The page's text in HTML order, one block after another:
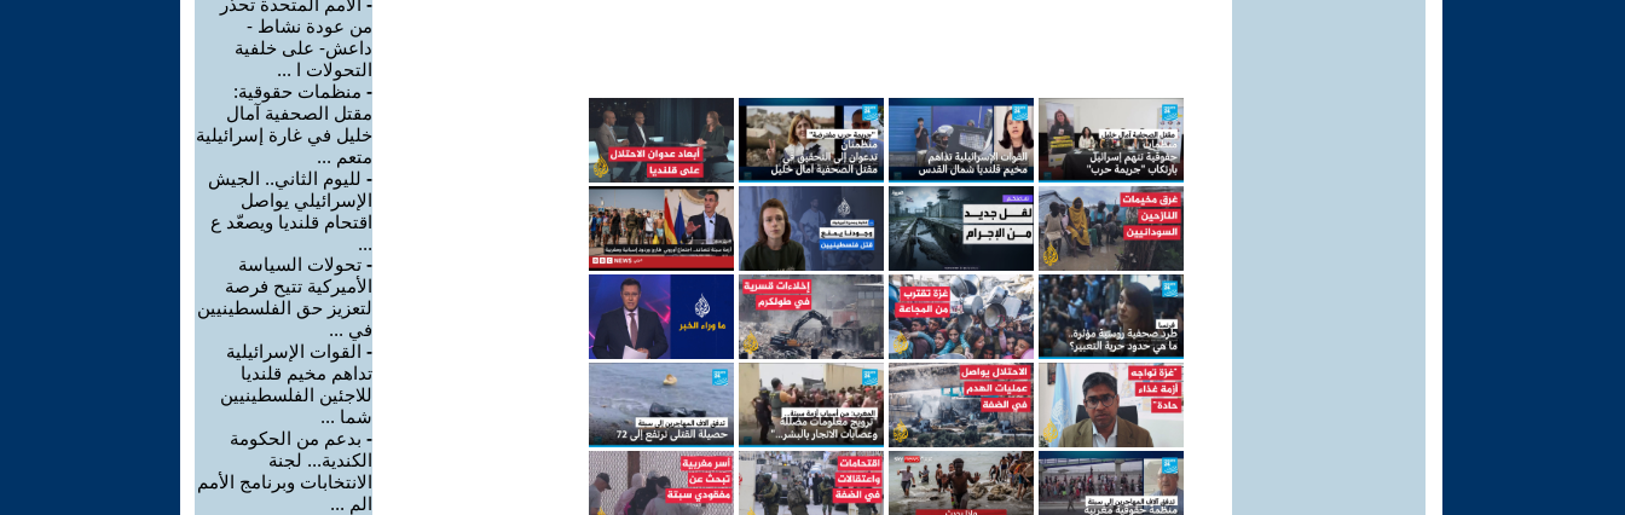
- الأمم المتحدة تحذر
من عودة نشاط -
داعش- على خلفية
التحولات ا ...
- منظمات حقوقية:
مقتل الصحفية آمال
خليل في غارة إسرائيلية
متعم ...
- لليوم الثاني.. الجيش
الإسرائيلي يواصل
اقتحام قلنديا ويصعّد ع
...
- تحولات السياسة
الأميركية تتيح فرصة
لتعزيز حق الفلسطينيين
في ...
- القوات الإسرائيلية
تداهم مخيم قلنديا
للاجئين الفلسطينيين
شما ...
- بدعم من الحكومة
الكندية... لجنة
الانتخابات وبرنامج الأمم
الم ...